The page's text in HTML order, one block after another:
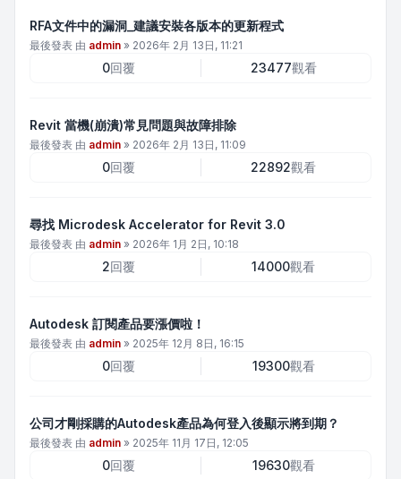
RFA文件中的漏洞_建議安裝各版本的更新程式
最後發表 由 admin » 2026年 2月 13日, 11:21
0回覆 23477觀看
Revit 當機(崩潰)常見問題與故障排除
最後發表 由 admin » 2026年 2月 13日, 11:09
0回覆 22892觀看
尋找 Microdesk Accelerator for Revit 3.0
最後發表 由 admin » 2026年 1月 2日, 10:18
2回覆 14000觀看
Autodesk 訂閱產品要漲價啦！
最後發表 由 admin » 2025年 12月 8日, 16:15
0回覆 19300觀看
公司才剛採購的Autodesk產品為何登入後顯示將到期？
最後發表 由 admin » 2025年 11月 17日, 12:05
0回覆 19630觀看